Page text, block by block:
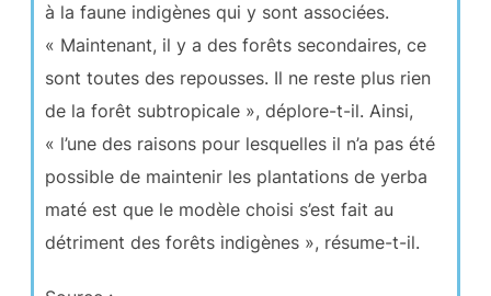
à la faune indigènes qui y sont associées.
« Maintenant, il y a des forêts secondaires, ce
sont toutes des repousses. Il ne reste plus rien
de la forêt subtropicale », déplore-t-il. Ainsi,
« l’une des raisons pour lesquelles il n’a pas été
possible de maintenir les plantations de yerba
maté est que le modèle choisi s’est fait au
détriment des forêts indigènes », résume-t-il.